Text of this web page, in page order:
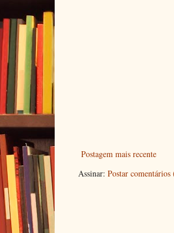
Postagem mais recente
Assinar: Postar